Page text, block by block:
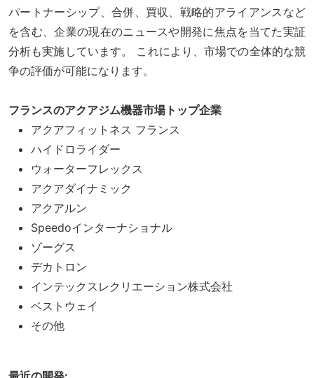
パートナーシップ、合併、買収、戦略的アライアンスなど
を含む、企業の現在のニュースや開発に焦点を当てた実証
分析も実施しています。 これにより、市場での全体的な競
争の評価が可能になります。
フランスのアクアジム機器市場トップ企業
アクアフィットネス フランス
ハイドロライダー
ウォーターフレックス
アクアダイナミック
アクアルン
Speedoインターナショナル
ゾーグス
デカトロン
インテックスレクリエーション株式会社
ベストウェイ
その他